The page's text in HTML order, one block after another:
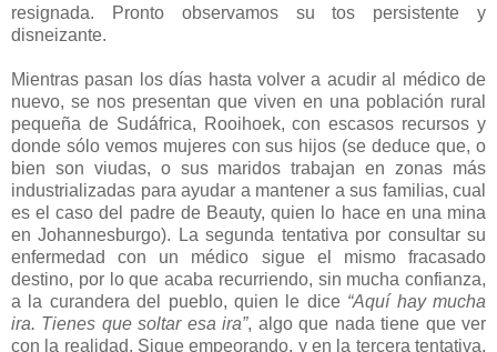
resignada. Pronto observamos su tos persistente y
disneizante.
Mientras pasan los días hasta volver a acudir al médico de
nuevo, se nos presentan que viven en una población rural
pequeña de Sudáfrica, Rooihoek, con escasos recursos y
donde sólo vemos mujeres con sus hijos (se deduce que, o
bien son viudas, o sus maridos trabajan en zonas más
industrializadas para ayudar a mantener a sus familias, cual
es el caso del padre de Beauty, quien lo hace en una mina
en Johannesburgo). La segunda tentativa por consultar su
enfermedad con un médico sigue el mismo fracasado
destino, por lo que acaba recurriendo, sin mucha confianza,
a la curandera del pueblo, quien le dice “Aquí hay mucha
ira. Tienes que soltar esa ira”, algo que nada tiene que ver
con la realidad. Sigue empeorando, y en la tercera tentativa,